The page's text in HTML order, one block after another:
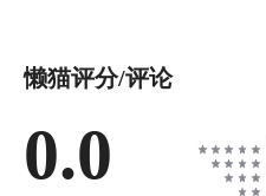
懒猫评分/评论
0.0